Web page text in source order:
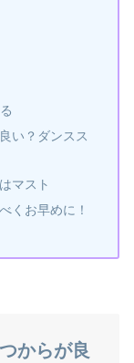
い？ダンスス
マスト
くお早めに！
からが良